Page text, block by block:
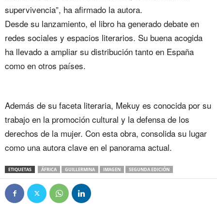
supervivencia”, ha afirmado la autora.
Desde su lanzamiento, el libro ha generado debate en
redes sociales y espacios literarios. Su buena acogida
ha llevado a ampliar su distribución tanto en España
como en otros países.
Además de su faceta literaria, Mekuy es conocida por su
trabajo en la promoción cultural y la defensa de los
derechos de la mujer. Con esta obra, consolida su lugar
como una autora clave en el panorama actual.
ETIQUETAS ÁFRICA GUILLERMINA IMAGEN SEGUNDA EDICIÓN